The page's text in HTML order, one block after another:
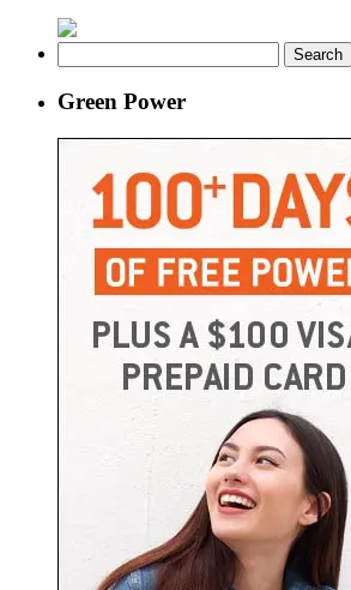
for:
Green Power